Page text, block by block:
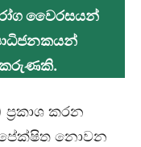
වෛරසයන්
කරුණකි.
කරන
නොවන